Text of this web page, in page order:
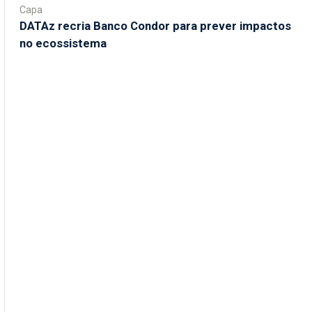
Capa
DATAz recria Banco Condor para prever impactos
no ecossistema